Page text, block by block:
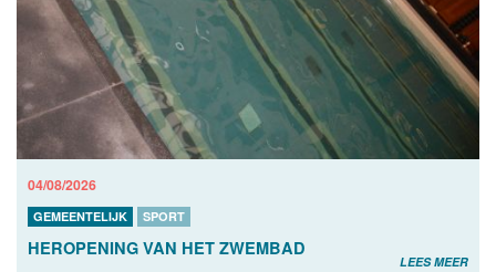
04/08/2026
GEMEENTELIJK SPORT
HEROPENING VAN HET ZWEMBAD
LEES MEER